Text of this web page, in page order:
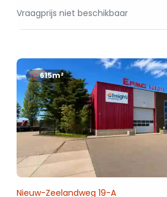
Vraagprijs niet beschikbaar
615m²
Nieuw-Zeelandweg 19-A